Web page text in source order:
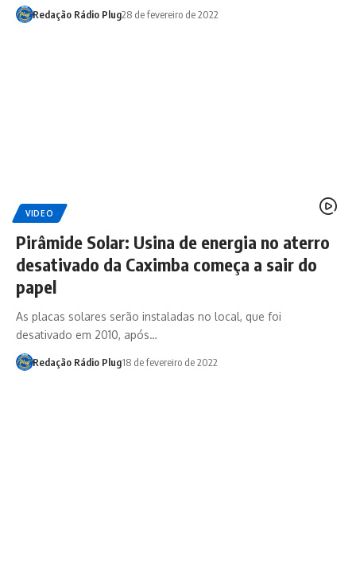
Redação Rádio Plug28 de fevereiro de 2022
VIDEO
Pirâmide Solar: Usina de energia no aterro
desativado da Caximba começa a sair do
papel
As placas solares serão instaladas no local, que foi
desativado em 2010, após…
Redação Rádio Plug18 de fevereiro de 2022